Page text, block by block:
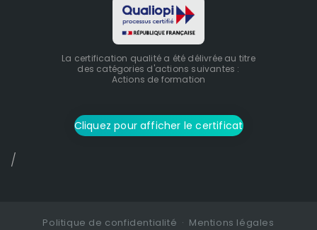
La certification qualité a été délivrée au titre
des catégories d'actions suivantes :
Actions de formation
Cliquez pour afficher le certificat
/
Politique de confidentialité Mentions légales